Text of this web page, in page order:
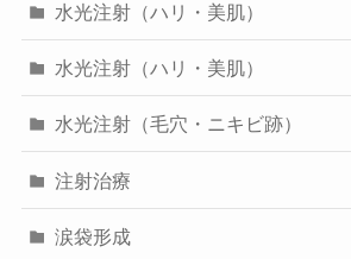
水光注射（ハリ・美肌）
水光注射（ハリ・美肌）
水光注射（毛穴・ニキビ跡）
注射治療
涙袋形成